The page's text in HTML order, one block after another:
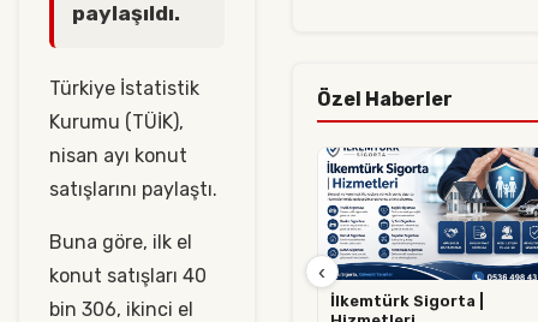
paylaşıldı.
Türkiye İstatistik
Kurumu (TÜİK),
nisan ayı konut
satışlarını paylaştı.
Buna göre, ilk el
konut satışları 40
bin 306, ikinci el
Özel Haberler
İlkemtürk Sigorta |
‹